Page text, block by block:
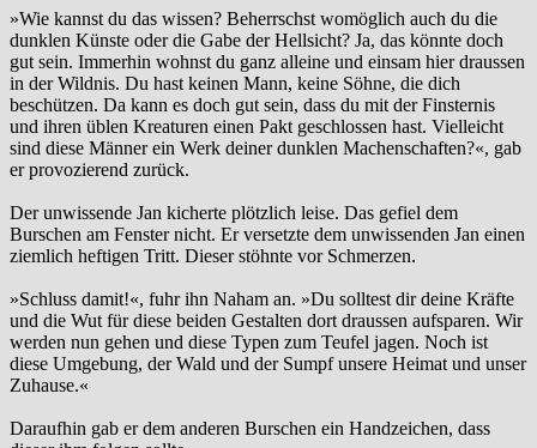
»Wie kannst du das wissen? Beherrschst womöglich auch du die
dunklen Künste oder die Gabe der Hellsicht? Ja, das könnte doch
gut sein. Immerhin wohnst du ganz alleine und einsam hier draussen
in der Wildnis. Du hast keinen Mann, keine Söhne, die dich
beschützen. Da kann es doch gut sein, dass du mit der Finsternis
und ihren üblen Kreaturen einen Pakt geschlossen hast. Vielleicht
sind diese Männer ein Werk deiner dunklen Machenschaften?«, gab
er provozierend zurück.
Der unwissende Jan kicherte plötzlich leise. Das gefiel dem
Burschen am Fenster nicht. Er versetzte dem unwissenden Jan einen
ziemlich heftigen Tritt. Dieser stöhnte vor Schmerzen.
»Schluss damit!«, fuhr ihn Naham an. »Du solltest dir deine Kräfte
und die Wut für diese beiden Gestalten dort draussen aufsparen. Wir
werden nun gehen und diese Typen zum Teufel jagen. Noch ist
diese Umgebung, der Wald und der Sumpf unsere Heimat und unser
Zuhause.«
Daraufhin gab er dem anderen Burschen ein Handzeichen, dass